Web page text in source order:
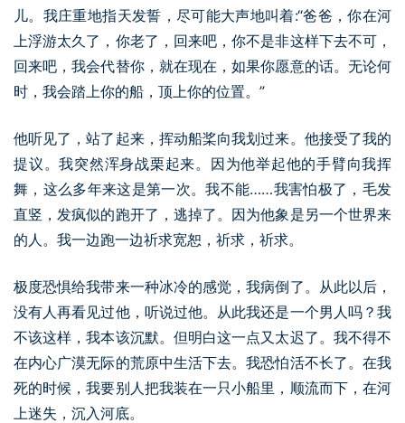
儿。我庄重地指天发誓，尽可能大声地叫着:“爸爸，你在河
上浮游太久了，你老了，回来吧，你不是非这样下去不可，
回来吧，我会代替你，就在现在，如果你愿意的话。无论何
时，我会踏上你的船，顶上你的位置。”
他听见了，站了起来，挥动船桨向我划过来。他接受了我的
提议。我突然浑身战栗起来。因为他举起他的手臂向我挥
舞，这么多年来这是第一次。我不能……我害怕极了，毛发
直竖，发疯似的跑开了，逃掉了。因为他象是另一个世界来
的人。我一边跑一边祈求宽恕，祈求，祈求。
极度恐惧给我带来一种冰冷的感觉，我病倒了。从此以后，
没有人再看见过他，听说过他。从此我还是一个男人吗？我
不该这样，我本该沉默。但明白这一点又太迟了。我不得不
在内心广漠无际的荒原中生活下去。我恐怕活不长了。在我
死的时候，我要别人把我装在一只小船里，顺流而下，在河
上迷失，沉入河底。